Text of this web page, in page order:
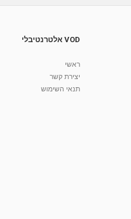
VOD אלטרנטיבלי
ראשי
יצירת קשר
תנאי השימוש